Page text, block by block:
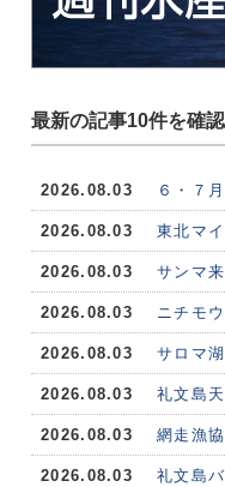
最新の記事10件を確認
2026.08.03 ６・７
2026.08.03 東北マ
2026.08.03 サンマ
2026.08.03 ニチモ
2026.08.03 サロマ
2026.08.03 礼文島
2026.08.03 網走漁
2026.08.03 礼文島